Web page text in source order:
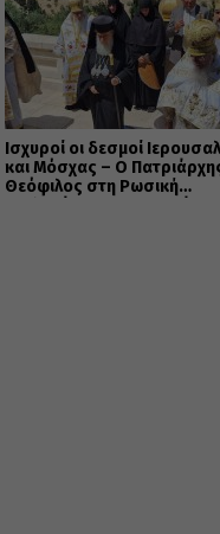
Ισχυροί οι δεσμοί
και Μόσχας – Ο
Θεόφιλος στη Ρωσική